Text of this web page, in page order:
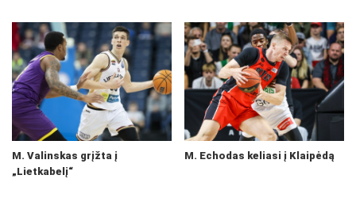
M. Valinskas grįžta į
„Lietkabelį“
M. Echodas keliasi į Klaipėdą